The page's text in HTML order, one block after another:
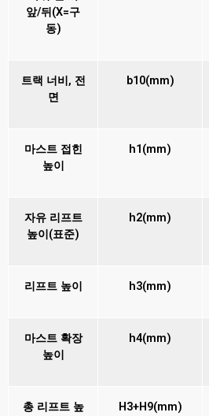
앞/뒤(X=구
동)
트랙 너비, 전
면
b10(mm)
마스트 접힌
높이
h1(mm)
자유 리프트
높이(표준)
h2(mm)
리프트 높이 h3(mm)
마스트 확장
높이
h4(mm)
총 리프트 높
H3+H9(mm)